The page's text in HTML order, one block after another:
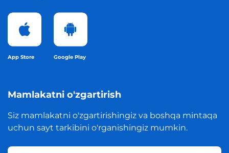
App Store Google Play
Mamlakatni o'zgartirish
Siz mamlakatni o'zgartirishingiz va boshqa mintaqa
uchun sayt tarkibini o'rganishingiz mumkin.